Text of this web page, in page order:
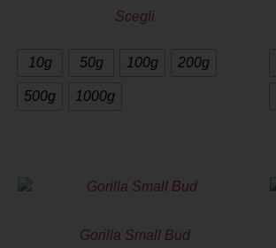
Scegli
10g 50g 100g 200g
500g 1000g
Gorilla Small Bud